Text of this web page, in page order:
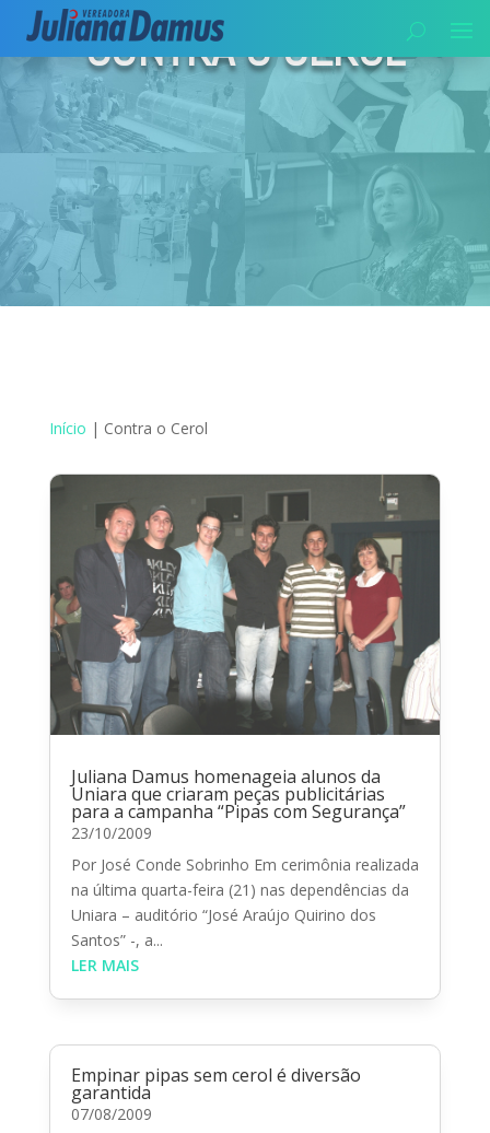
CONTRA O CEROL
Início | Contra o Cerol
Juliana Damus homenageia alunos da
Uniara que criaram peças publicitárias
para a campanha “Pipas com Segurança”
23/10/2009
Por José Conde Sobrinho Em cerimônia realizada
na última quarta-feira (21) nas dependências da
Uniara – auditório “José Araújo Quirino dos
Santos” -, a...
LER MAIS
Empinar pipas sem cerol é diversão
garantida
07/08/2009